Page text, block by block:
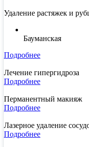
Удаление растяжек и
Бауманская
Подробнее
Лечение гипергидроза
Подробнее
Перманентный макияж
Подробнее
Лазерное удаление
Подробнее